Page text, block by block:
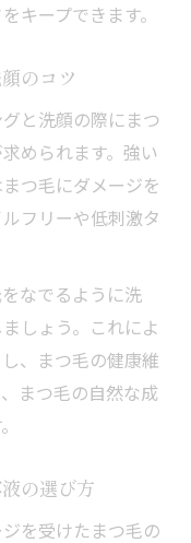
キープできます。
のコツ
と洗顔の際にまつ
められます。強い
つ毛にダメージを
フリーや低刺激タ
なでるように洗
しょう。これによ
、まつ毛の健康維
まつ毛の自然な成
の選び方
を受けたまつ毛の